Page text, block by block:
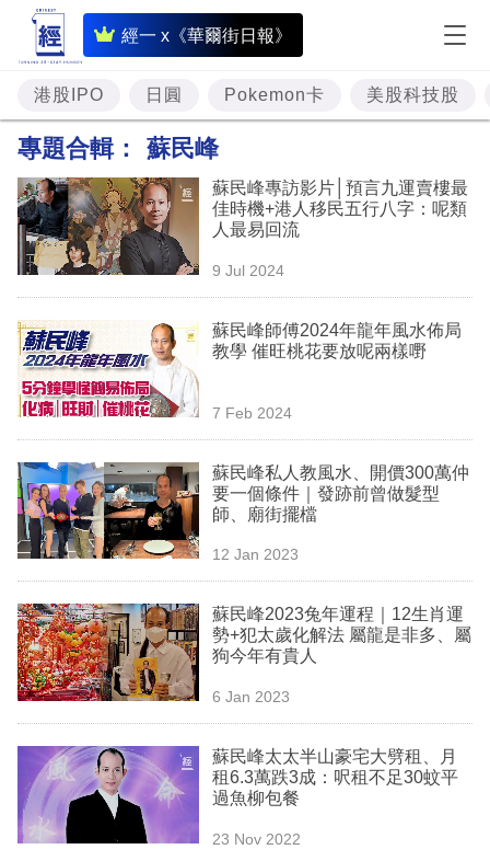
經一 x《華爾街日報》
即
時
財
經
題
投
資
市
理
商
業
科
技
職
場
生
時
事
港股IPO 日圓 Pokemon卡 美股科技股
專題合輯： 蘇民峰
蘇民峰專訪影片│預言九運賣樓最
佳時機+港人移民五行八字：呢類
人最易回流
9 Jul 2024
蘇民峰師傅2024年龍年風水佈局
教學 催旺桃花要放呢兩樣嘢
7 Feb 2024
蘇民峰私人教風水、開價300萬仲
要一個條件｜發跡前曾做髮型
師、廟街擺檔
12 Jan 2023
蘇民峰2023兔年運程｜12生肖運
勢+犯太歲化解法 屬龍是非多、屬
狗今年有貴人
6 Jan 2023
蘇民峰太太半山豪宅大劈租、月
租6.3萬跌3成：呎租不足30蚊平
過魚柳包餐
23 Nov 2022